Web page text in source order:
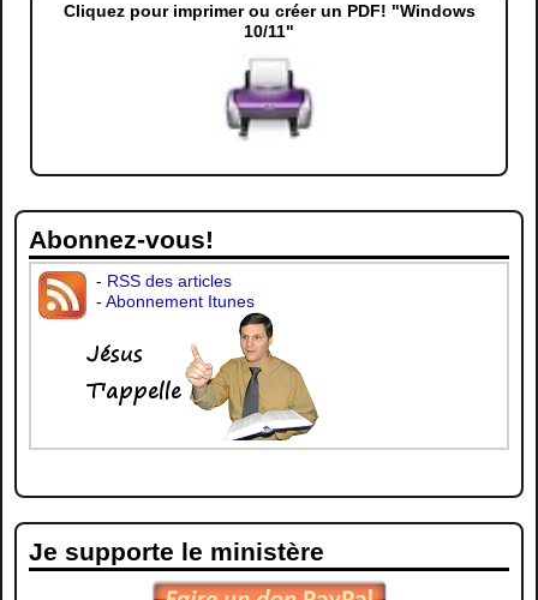
Cliquez pour imprimer ou créer un PDF! "Windows
10/11"
Abonnez-vous!
- RSS des articles
-Abonnement Itunes
Je supporte le ministère